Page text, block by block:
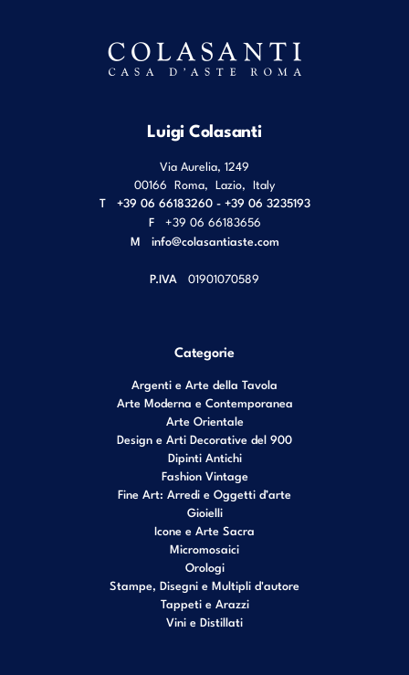
Luigi Colasanti
Via Aurelia, 1249
00166 Roma Lazio Italy
T
+39 06 66183260 - +39 06 3235193
F
+39 06 66183656
M info@colasantiaste.com
P.IVA 01901070589
Categorie
Argenti e Arte della Tavola
Arte Moderna e Contemporanea
Arte Orientale
Design e Arti Decorative del 900
Dipinti Antichi
Fashion Vintage
Fine Art: Arredi e Oggetti d’arte
Gioielli
Icone e Arte Sacra
Micromosaici
Orologi
Stampe, Disegni e Multipli d'autore
Tappeti e Arazzi
Vini e Distillati